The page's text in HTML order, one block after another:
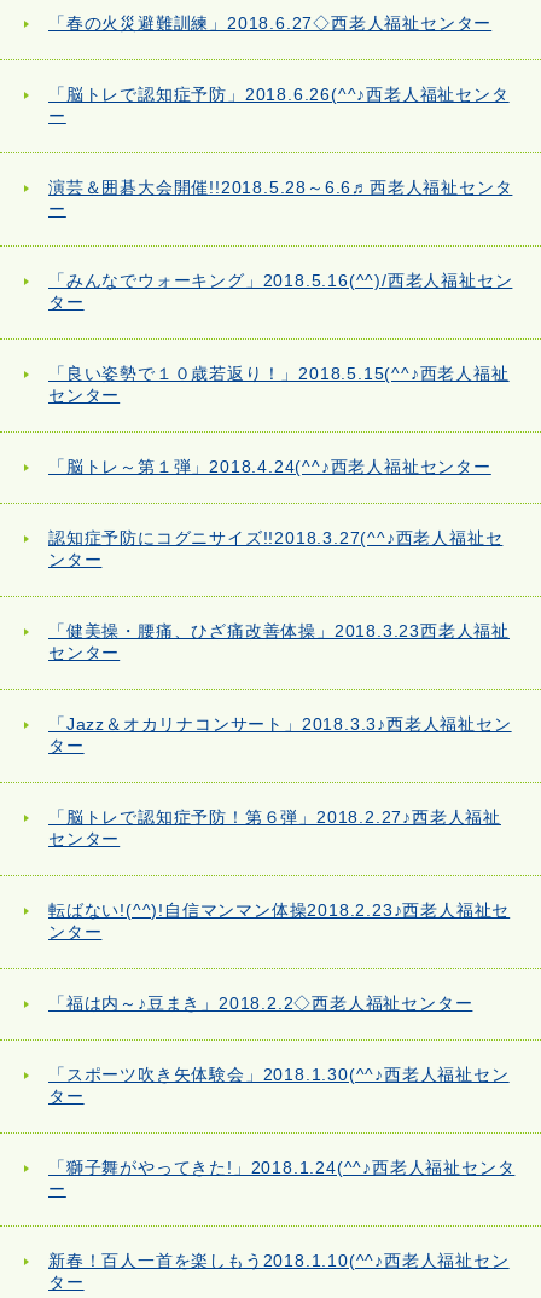
「春の火災避難訓練」2018.6.27◇西老人福祉センター
「脳トレで認知症予防」2018.6.26(^^♪西老人福祉センタ
ー
演芸＆囲碁大会開催!!2018.5.28～6.6♬西老人福祉センタ
ー
「みんなでウォーキング」2018.5.16(^^)/西老人福祉セン
ター
「良い姿勢で１０歳若返り！」2018.5.15(^^♪西老人福祉
センター
「脳トレ～第１弾」2018.4.24(^^♪西老人福祉センター
認知症予防にコグニサイズ!!2018.3.27(^^♪西老人福祉セ
ンター
「健美操・腰痛、ひざ痛改善体操」2018.3.23西老人福祉
センター
「Jazz＆オカリナコンサート」2018.3.3♪西老人福祉セン
ター
「脳トレで認知症予防！第６弾」2018.2.27♪西老人福祉
センター
転ばない!(^^)!自信マンマン体操2018.2.23♪西老人福祉セ
ンター
「福は内～♪豆まき」2018.2.2◇西老人福祉センター
「スポーツ吹き矢体験会」2018.1.30(^^♪西老人福祉セン
ター
「獅子舞がやってきた!」2018.1.24(^^♪西老人福祉センタ
ー
新春！百人一首を楽しもう2018.1.10(^^♪西老人福祉セン
ター